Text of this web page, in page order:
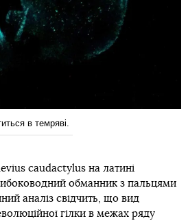
в темряві.
caudactylus на латині
обманник з пальцями
аналіз свідчить, що вид
гілки в межах ряду